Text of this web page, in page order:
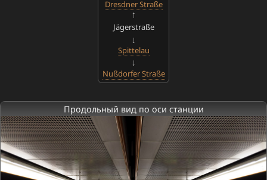
Dresdner Straße
Jägerstraße
Spittelau
Nußdorfer Straße
Продольный вид по оси станции